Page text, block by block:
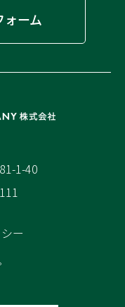
ォーム
1-40
ー